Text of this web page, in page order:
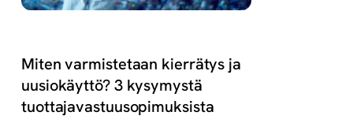
Miten varmistetaan kierrätys ja
uusiokäyttö? 3 kysymystä
tuottajavastuusopimuksista